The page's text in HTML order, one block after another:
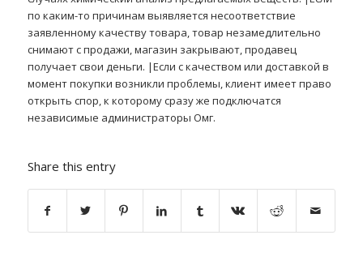
по каким-то причинам выявляется несоответствие
заявленному качеству товара, товар незамедлительно
снимают с продажи, магазин закрывают, продавец
получает свои деньги. |Если с качеством или доставкой в
момент покупки возникли проблемы, клиент имеет право
открыть спор, к которому сразу же подключатся
независимые администраторы Омг.
Share this entry